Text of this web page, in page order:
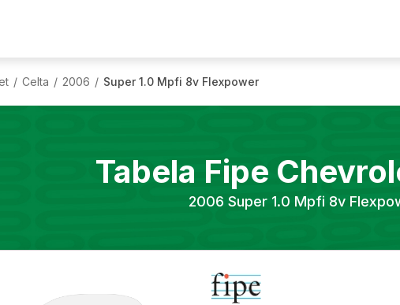
/ Celta / 2006 / Super 1.0 Mpfi 8v Flexpower
Tabela Fipe
2006 Super 1.0 Mpfi 8v